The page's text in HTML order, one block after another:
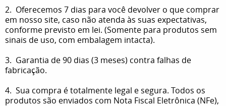
2. Oferecemos 7 dias para você devolver o que comprar
em nosso site, caso não atenda às suas expectativas,
conforme previsto em lei. (Somente para produtos sem
sinais de uso, com embalagem intacta).
3. Garantia de 90 dias (3 meses) contra falhas de
fabricação.
4. Sua compra é totalmente legal e segura. Todos os
produtos são enviados com Nota Fiscal Eletrônica (NFe),